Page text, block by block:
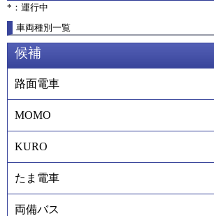
*：運行中
車両種別一覧
候補
路面電車
MOMO
KURO
たま電車
両備バス